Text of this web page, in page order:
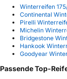
Winterreifen
Continental
Pirelli
Michelin
Bridgestone
Hankook
Goodyear
Passende Top-